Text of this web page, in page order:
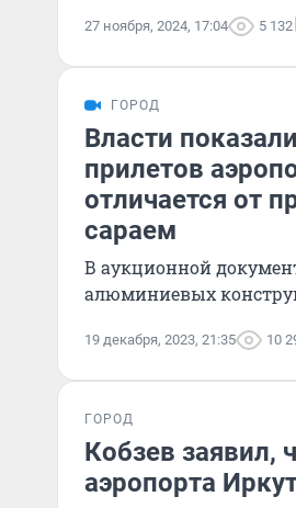
27 ноября, 2024, 17:04 5 132
ГОРОД
Власти
прилетов
отличается от
сараем
В аукционной
алюминиевых
19 декабря, 2023, 21:35 10
ГОРОД
Кобзев заявил,
аэропорта